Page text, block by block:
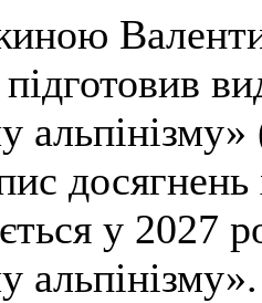
підготовив
у 2027
альпінізму».